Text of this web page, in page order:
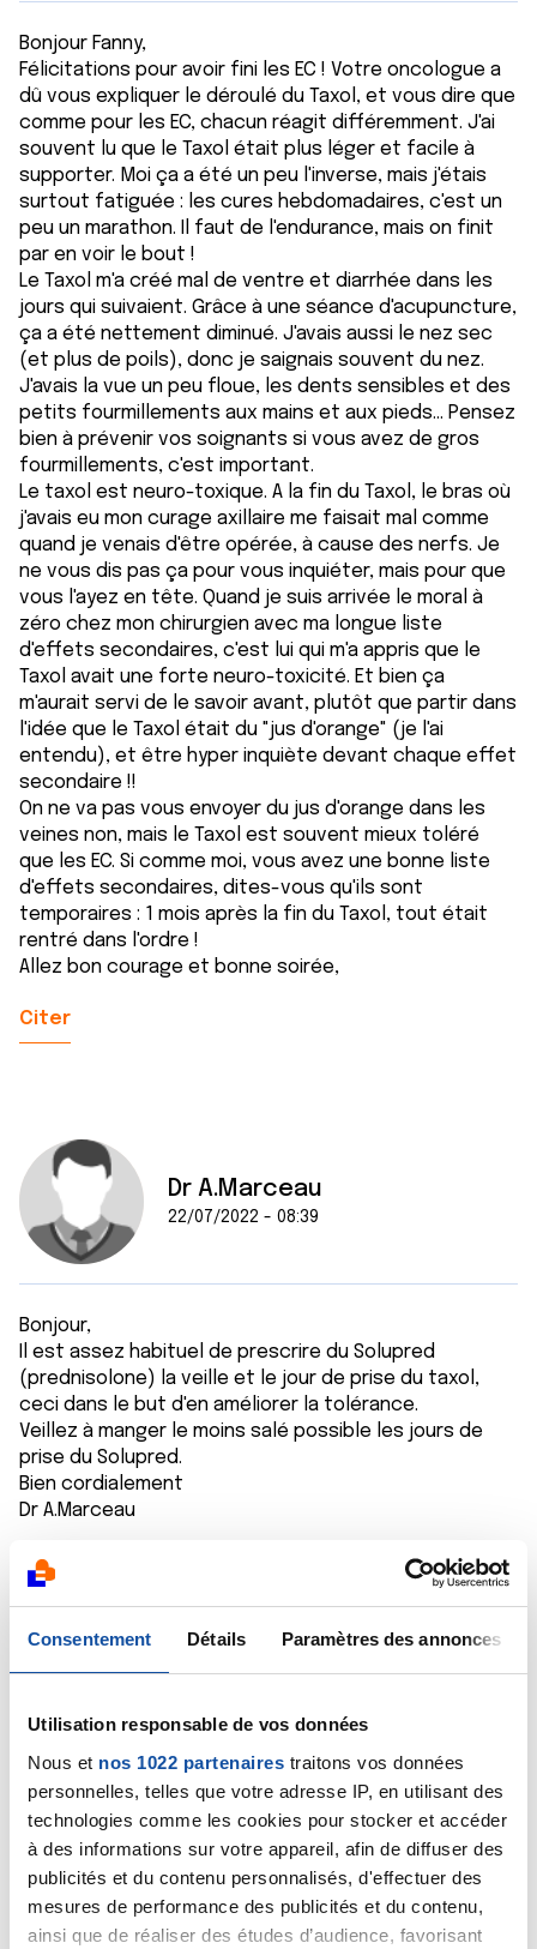
Consentement Détails Paramètres des annonces
Utilisation responsable de vos données
Nous et nos 1022 partenaires traitons vos données
personnelles, telles que votre adresse IP, en utilisant des
technologies comme les cookies pour stocker et accéder
à des informations sur votre appareil, afin de diffuser des
publicités et du contenu personnalisés, d'effectuer des
mesures de performance des publicités et du contenu,
ainsi que de réaliser des études d’audience, favorisant
Bonjour Fanny,
Félicitations pour avoir fini les EC ! Votre oncologue a
dû vous expliquer le déroulé du Taxol, et vous dire que
comme pour les EC, chacun réagit différemment. J'ai
souvent lu que le Taxol était plus léger et facile à
supporter. Moi ça a été un peu l'inverse, mais j'étais
surtout fatiguée : les cures hebdomadaires, c'est un
peu un marathon. Il faut de l'endurance, mais on finit
par en voir le bout !
Le Taxol m'a créé mal de ventre et diarrhée dans les
jours qui suivaient. Grâce à une séance d'acupuncture,
ça a été nettement diminué. J'avais aussi le nez sec
(et plus de poils), donc je saignais souvent du nez.
J'avais la vue un peu floue, les dents sensibles et des
petits fourmillements aux mains et aux pieds... Pensez
bien à prévenir vos soignants si vous avez de gros
fourmillements, c'est important.
Le taxol est neuro-toxique. A la fin du Taxol, le bras où
j'avais eu mon curage axillaire me faisait mal comme
quand je venais d'être opérée, à cause des nerfs. Je
ne vous dis pas ça pour vous inquiéter, mais pour que
vous l'ayez en tête. Quand je suis arrivée le moral à
zéro chez mon chirurgien avec ma longue liste
d'effets secondaires, c'est lui qui m'a appris que le
Taxol avait une forte neuro-toxicité. Et bien ça
m'aurait servi de le savoir avant, plutôt que partir dans
l'idée que le Taxol était du "jus d'orange" (je l'ai
entendu), et être hyper inquiète devant chaque effet
secondaire !!
On ne va pas vous envoyer du jus d'orange dans les
veines non, mais le Taxol est souvent mieux toléré
que les EC. Si comme moi, vous avez une bonne liste
d'effets secondaires, dites-vous qu'ils sont
temporaires : 1 mois après la fin du Taxol, tout était
rentré dans l'ordre !
Allez bon courage et bonne soirée,
Citer
Dr A.Marceau
22/07/2022 - 08:39
Bonjour,
Il est assez habituel de prescrire du Solupred
(prednisolone) la veille et le jour de prise du taxol,
ceci dans le but d'en améliorer la tolérance.
Veillez à manger le moins salé possible les jours de
prise du Solupred.
Bien cordialement
Dr A.Marceau
Citer
Vanessa77
22/07/2022 - 12:05
Bonjour
On voit bien que chaque protocole est différent mes